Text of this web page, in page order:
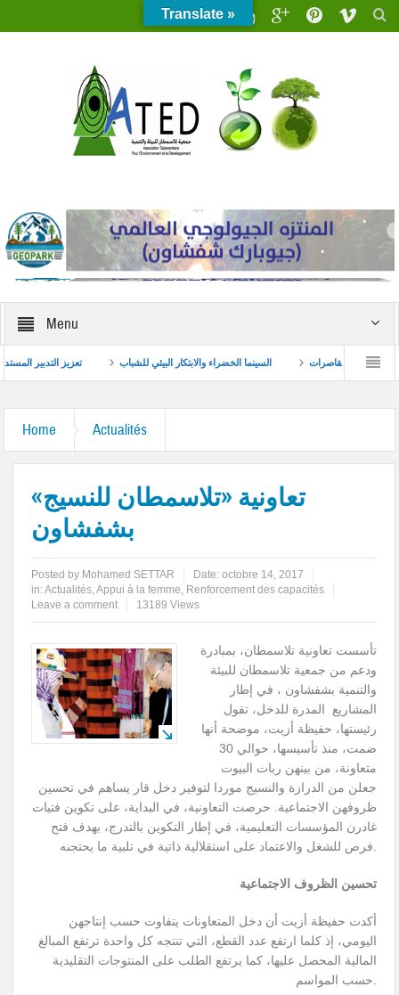
Menu
السينما الخضراء والابتكار البيئي للشباب بمداخلة حول ظاهرة زواج القاصرات
Home Actualités
تعاونية «تلاسمطان للنسيج»
بشفشاون
Posted by Mohamed SETTAR Date:octobre 14, 2017
in:Actualités,Appui à la femme, Renforcement des capacités
Leave a comment
13189 Views
تأسست تعاونية تلاسمطان، بمبادرة
ودعم من جمعية تلاسمطان للبيئة
والتنمية بشفشاون ، في إطار
المشاريع المدرة للدخل، تقول
رئيستها، حفيظة أزيت، موضحة أنها
ضمت، منذ تأسيسها، حوالي 30
متعاونة، من بينهن ربات البيوت
جعلن من الدرازة والنسيج موردا لتوفير دخل قار يساهم في تحسين
ظروفهن الاجتماعية. حرصت التعاونية، في البداية، على تكوين فتيات
غادرن المؤسسات التعليمية، في إطار التكوين بالتدرج، بهدف فتح
تحسين الظروف الاجتماعية
أكدت حفيظة أزيت أن دخل المتعاونات يتفاوت حسب إنتاجهن
اليومي، إذ كلما ارتفع عدد القطع، التي تنتجه كل واحدة ترتفع المبالغ
المالية المحصل عليها، كما يرتفع الطلب على المنتوجات التقليدية
Translate »